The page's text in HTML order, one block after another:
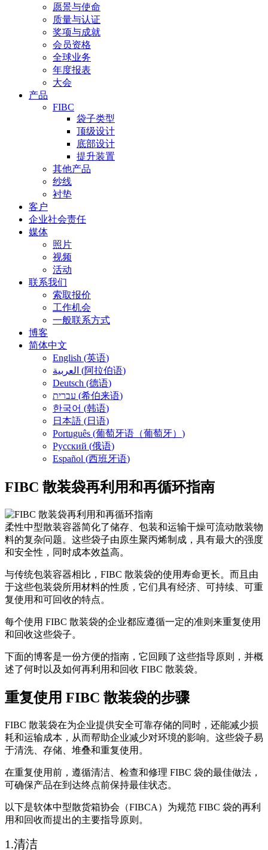
愿景与使命
质量与认证
奖项与成就
会员资格
全球业务
年度报表
大会
产品
FIBC
袋子类型
顶级设计
底部设计
提升装置
其他产品
纱线
衬垫
客户
企业社会责任
媒体
照片
视频
活动
联系我们
索取报价
工作机会
一般联系方式
博客
简体中文
English (英语)
العربية (阿拉伯语)
Deutsch (德语)
עברית (希伯来语)
한국어 (韩语)
日本語 (日语)
Português (葡萄牙语（葡萄牙） )
Русский (俄语)
Español (西班牙语)
FIBC 散装袋再利用和再循环指南
柔性中型散装容器简化了储存、包装和运输干燥可流动散装物
料的复杂问题。这些袋子由原生聚丙烯制成，具有最大的强度
和安全性，同时成本效益高。
与传统包装容器相比，FIBC 散装袋的使用寿命更长。而且由
于这些包装袋所用材料的性质，它们具有经济、可持续、可重
复使用和可回收的特点。
每个使用 FIBC 散装袋的企业都应遵循一定的准则来重复使用
和回收这些袋子。
下面的博客是一份方便的指南，它回顾了这些指导原则，并概
述了何时以及如何再利用和回收 FIBC 散装袋。
重复使用 FIBC 散装袋的步骤
FIBC 散装袋在为企业提供安全可靠存储的同时，还能减少损
耗和运输成本，从而帮助企业减少对环境的影响。这些袋子易
于清洗、存储、堆叠和重复使用。
在重复使用前，遵循清洁、检查和修理 FIBC 袋的最佳做法，
可确保产品在到达终点前保持最佳状态。
以下是软体中型散货箱协会（FIBCA）为规范 FIBC 袋的再利
用和回收而提出的主要指导原则。
1.清洁